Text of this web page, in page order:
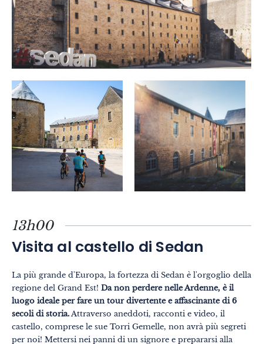
13h00
Visita al castello di Sedan
La più grande d'Europa, la fortezza di Sedan è l'orgoglio della
regione del Grand Est! Da non perdere nelle Ardenne, è il
luogo ideale per fare un tour divertente e affascinante di 6
secoli di storia.Attraverso aneddoti, racconti e video, il
castello, comprese le sue Torri Gemelle, non avrà più segreti
per noi! Mettersi nei panni di un signore e prepararsi alla